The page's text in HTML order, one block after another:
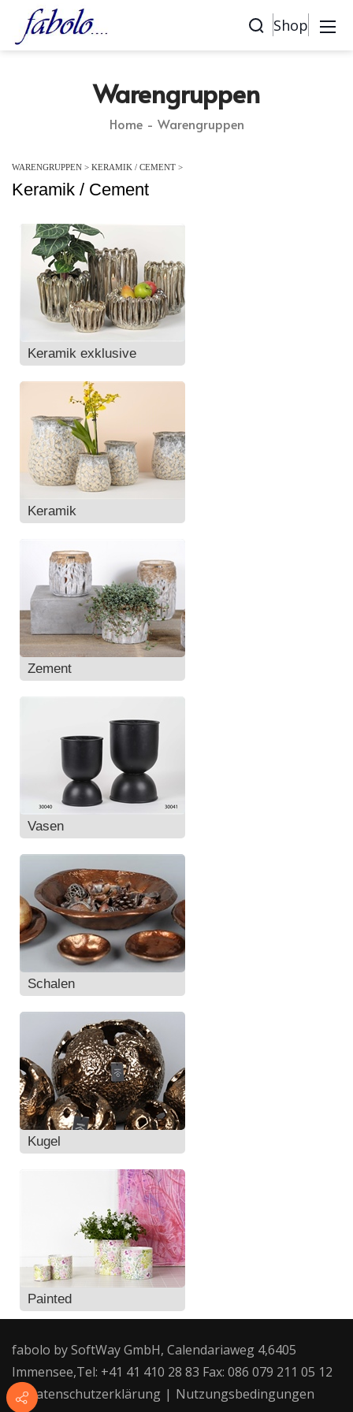
Shop
Warengruppen
Home Warengruppen
WARENGRUPPEN > KERAMIK / CEMENT >
Keramik / Cement
Keramik exklusive
Keramik
Zement
Vasen
Schalen
Kugel
Painted
fabolo by SoftWay GmbH, Calendariaweg 4,6405
Immensee,Tel: +41 41 410 28 83 Fax: 086 079 211 05 12
| Datenschutzerklärung | Nutzungsbedingungen